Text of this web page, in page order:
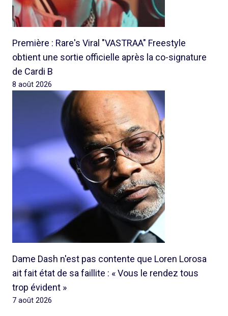
Première : Rare's Viral "VASTRAA" Freestyle
obtient une sortie officielle après la co-signature
de Cardi B
8 août 2026
Dame Dash n'est pas contente que Loren Lorosa
ait fait état de sa faillite : « Vous le rendez tous
trop évident »
7 août 2026